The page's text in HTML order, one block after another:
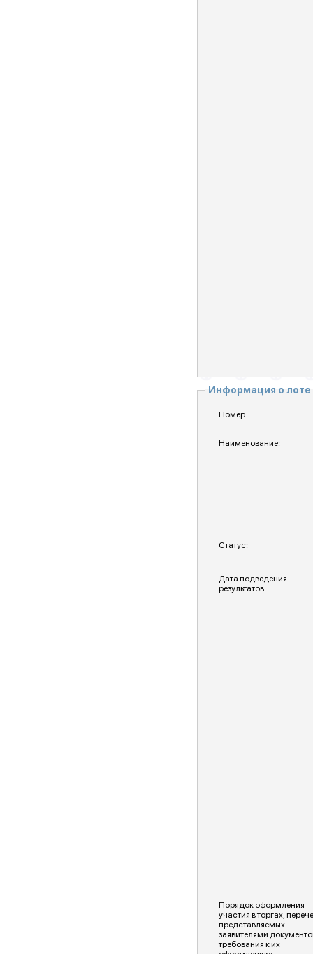
Информация о
Номер:
Наименование:
Статус:
Дата подведения
результатов:
Порядок оформления
участия в торгах,
представляемых
заявителями
требования к их